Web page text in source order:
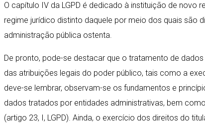
O capítulo IV da LGPD é dedicado à instituição de
regime jurídico distinto daquele por meio dos quais são
administração pública ostenta.
De pronto, pode-se destacar que o tratamento de
das atribuições legais do poder público, tais como a
deve-se lembrar, observam-se os fundamentos e
dados tratados por entidades administrativas, bem
(artigo 23, I, LGPD). Ainda, o exercício dos direitos do